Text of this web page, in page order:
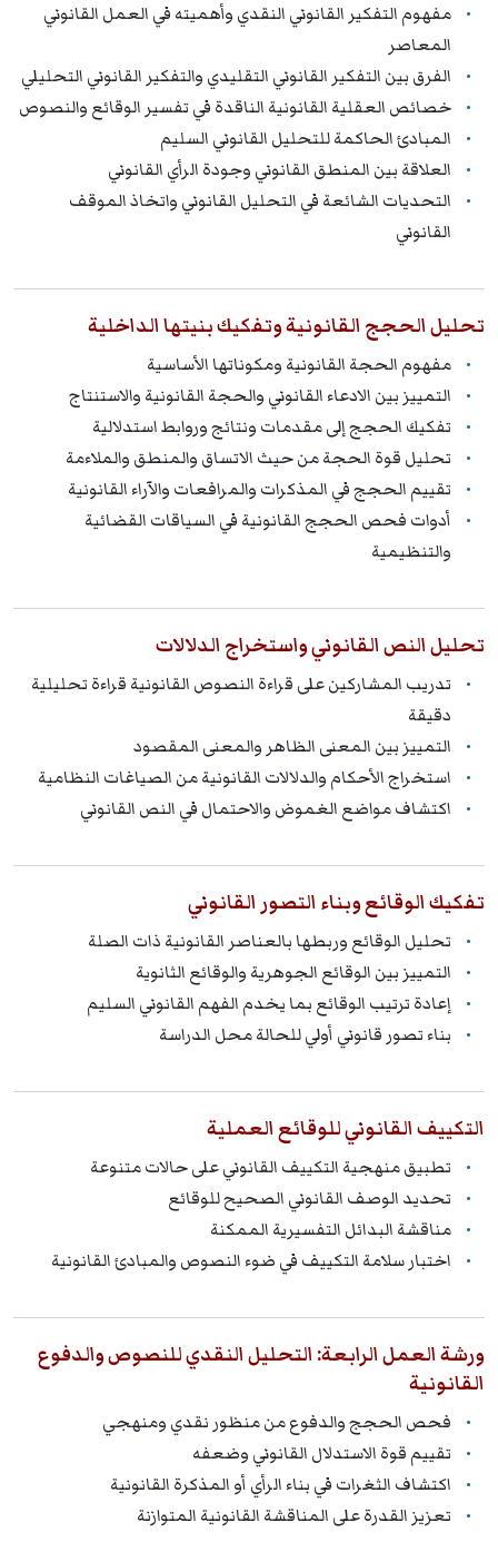
مفهوم التفكير القانوني النقدي وأهميته في العمل القانوني
المعاصر
الفرق بين التفكير القانوني التقليدي والتفكير القانوني التحليلي
خصائص العقلية القانونية الناقدة في تفسير الوقائع والنصوص
المبادئ الحاكمة للتحليل القانوني السليم
العلاقة بين المنطق القانوني وجودة الرأي القانوني
التحديات الشائعة في التحليل القانوني واتخاذ الموقف
القانوني
تحليل الحجج القانونية وتفكيك بنيتها الداخلية
مفهوم الحجة القانونية ومكوناتها الأساسية
التمييز بين الادعاء القانوني والحجة القانونية والاستنتاج
تفكيك الحجج إلى مقدمات ونتائج وروابط استدلالية
تحليل قوة الحجة من حيث الاتساق والمنطق والملاءمة
تقييم الحجج في المذكرات والمرافعات والآراء القانونية
أدوات فحص الحجج القانونية في السياقات القضائية
والتنظيمية
تحليل النص القانوني واستخراج الدلالات
تدريب المشاركين على قراءة النصوص القانونية قراءة تحليلية
دقيقة
التمييز بين المعنى الظاهر والمعنى المقصود
استخراج الأحكام والدلالات القانونية من الصياغات النظامية
اكتشاف مواضع الغموض والاحتمال في النص القانوني
تفكيك الوقائع وبناء التصور القانوني
تحليل الوقائع وربطها بالعناصر القانونية ذات الصلة
التمييز بين الوقائع الجوهرية والوقائع الثانوية
إعادة ترتيب الوقائع بما يخدم الفهم القانوني السليم
بناء تصور قانوني أولي للحالة محل الدراسة
التكييف القانوني للوقائع العملية
تطبيق منهجية التكييف القانوني على حالات متنوعة
تحديد الوصف القانوني الصحيح للوقائع
مناقشة البدائل التفسيرية الممكنة
اختبار سلامة التكييف في ضوء النصوص والمبادئ القانونية
ورشة العمل الرابعة: التحليل النقدي للنصوص والدفوع
القانونية
فحص الحجج والدفوع من منظور نقدي ومنهجي
تقييم قوة الاستدلال القانوني وضعفه
اكتشاف الثغرات في بناء الرأي أو المذكرة القانونية
تعزيز القدرة على المناقشة القانونية المتوازنة